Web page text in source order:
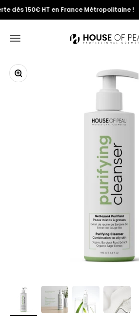
Passer au contenu
150€ HT en France Métropolitaine !
Ouvrir la navigationHouse of Peau
Zoomer sur l'image